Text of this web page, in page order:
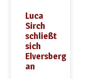
Luca
Sirch
schließt
sich
Elversberg
an